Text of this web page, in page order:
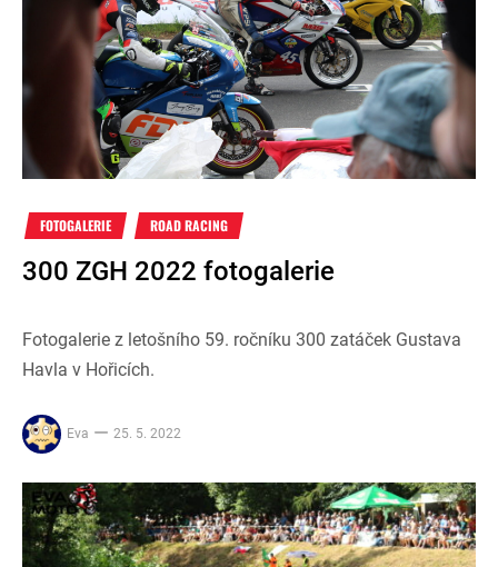
FOTOGALERIE ROAD RACING
300 ZGH 2022 fotogalerie
Fotogalerie z letošního 59. ročníku 300 zatáček Gustava
Havla v Hořicích.
Eva 25. 5. 2022